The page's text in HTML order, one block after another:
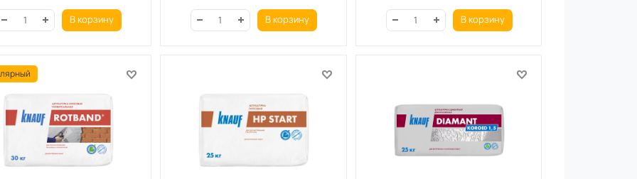
В корзину В корзину В корзину